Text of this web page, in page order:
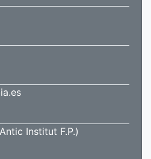
Institut F.P.)